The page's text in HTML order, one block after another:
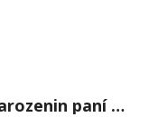
Oslava 101. narozenin paní Věry Skořepové